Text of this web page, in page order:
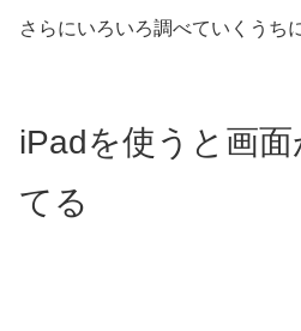
さらにいろいろ調べていくうちに
iPadを使うと画
てる